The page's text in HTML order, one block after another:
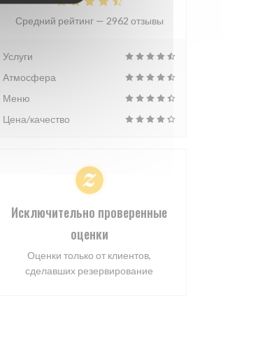
Средний рейтинг — 2962 отзывы
Услуги
Атмосфера
Меню
Цена/качество
Исключительно проверенные
оценки
Оценки только от клиентов,
сделавших резервирование